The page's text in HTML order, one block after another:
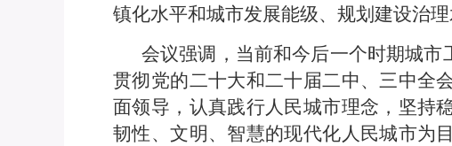
镇化水平和城市发展能级、规划建设治
会议强调，当前和今后一个时期城
贯彻党的二十大和二十届二中、三中全
面领导，认真践行人民城市理念，坚持
韧性、文明、智慧的现代化人民城市为